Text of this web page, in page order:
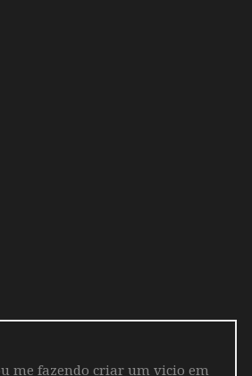
me fazendo criar um vicio em